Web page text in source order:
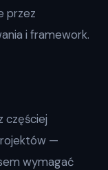
przez
i framework.
częściej
—
wymagać